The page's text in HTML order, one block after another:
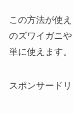
この方法が使
のズワイガニ
単に使えます。
スポンサードリ